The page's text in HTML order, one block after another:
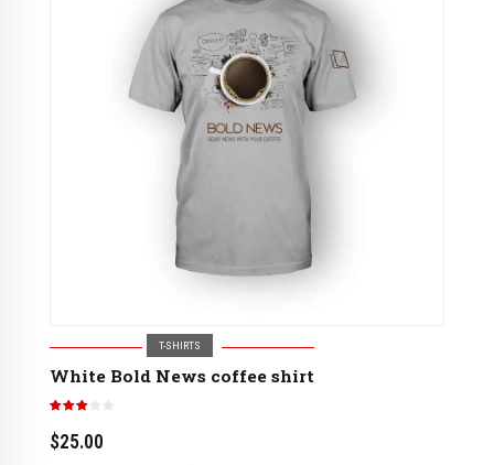
T-SHIRTS
White Bold News coffee shirt
Note
sur 5
$25.00